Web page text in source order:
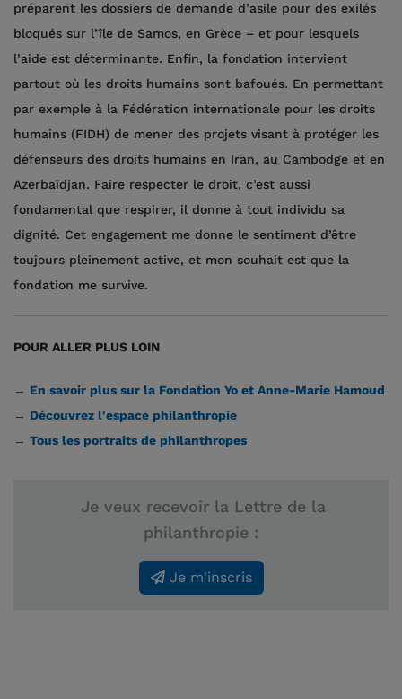
préparent les dossiers de demande d’asile pour des exilés
bloqués sur l’île de Samos, en Grèce – et pour lesquels
l’aide est déterminante. Enfin, la fondation intervient
partout où les droits humains sont bafoués. En permettant
par exemple à la Fédération internationale pour les droits
humains (FIDH) de mener des projets visant à protéger les
défenseurs des droits humains en Iran, au Cambodge et en
Azerbaïdjan. Faire respecter le droit, c’est aussi
fondamental que respirer, il donne à tout individu sa
dignité. Cet engagement me donne le sentiment d’être
toujours pleinement active, et mon souhait est que la
fondation me survive.
POUR ALLER PLUS LOIN
→ En savoir plus sur la Fondation Yo et Anne-Marie Hamoud
→ Découvrez l'espace philanthropie
→ Tous les portraits de philanthropes
Je veux recevoir la Lettre de la
philanthropie :
Je m'inscris